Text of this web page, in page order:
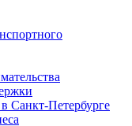
Санкт-Петербурге